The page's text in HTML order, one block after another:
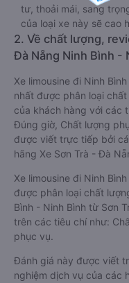
tư, thoải mái, sang
của loại xe này sẽ cao
2. Về chất lượng,
Đà Nẵng Ninh Bình -
Xe limousine đi Ninh
nhất được phân loại
của khách hàng với các
Đúng giờ, Chất lượng
được viết trực tiếp bởi
hãng Xe Sơn Trà - Đà
Xe limousine đi Ninh
được phân loại chất
Bình - Ninh Bình từ Sơn
trên các tiêu chí như:
phục vụ.
Đánh giá này được viết
nghiệm dịch vụ của các